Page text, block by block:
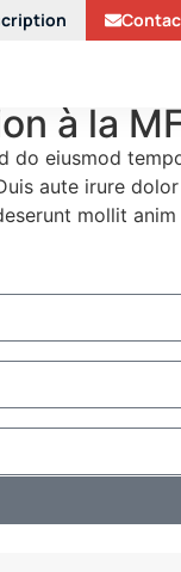
à la
do eiusmod
aute irure
mollit